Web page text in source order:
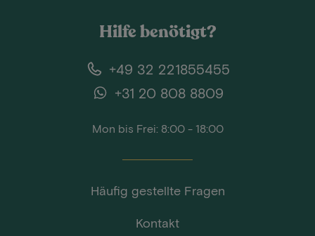
Hilfe benötigt?
+49 32 221855455
+31 20 808 8809
Mon bis Frei: 8:00 - 18:00
Häufig gestellte Fragen
Kontakt